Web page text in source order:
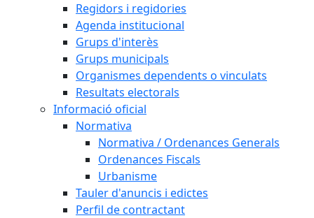
Regidors i regidories
Agenda institucional
Grups d'interès
Grups municipals
Organismes dependents o vinculats
Resultats electorals
Informació oficial
Normativa
Normativa / Ordenances Generals
Ordenances Fiscals
Urbanisme
Tauler d'anuncis i edictes
Perfil de contractant